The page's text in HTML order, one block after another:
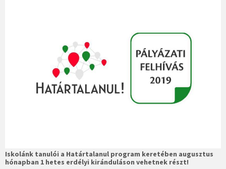
Iskolánk tanulói a Határtalanul program keretében augusztus
hónapban 1 hetes erdélyi kiránduláson vehetnek részt!